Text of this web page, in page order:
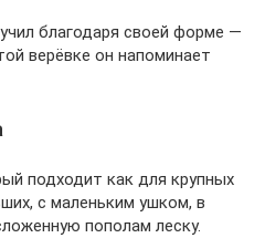
благодаря своей форме —
верёвке он напоминает
подходит как для крупных
с маленьким ушком, в
пополам леску.